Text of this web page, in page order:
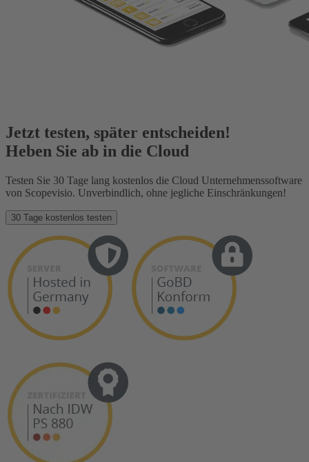
Jetzt testen, später entscheiden!
Heben Sie ab in die Cloud
Testen Sie 30 Tage lang kostenlos die Cloud Unternehmenssoftware
von Scopevisio. Unverbindlich, ohne jegliche Einschränkungen!
30 Tage kostenlos testen